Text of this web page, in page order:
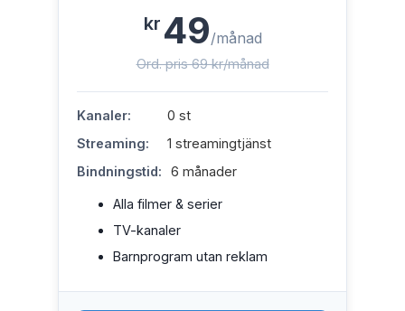
kr 49/månad
Ord. pris 69 kr/månad
Kanaler:
0 st
Streaming:
1 streamingtjänst
Bindningstid:
6 månader
Alla filmer & serier
TV-kanaler
Barnprogram utan reklam